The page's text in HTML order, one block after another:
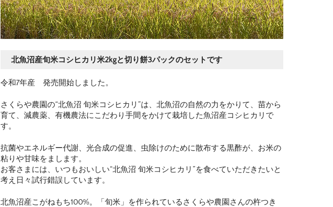
北魚沼産旬米コシヒカリ米2kgと切り餅3パックのセットです
令和7年産 発売開始しました。
さくらや農園の“北魚沼 旬米コシヒカリ”は、北魚沼の自然の力をかりて、苗から
育て、減農薬、有機農法にこだわり手間をかけて栽培した魚沼産コシヒカリで
す。
抗菌やエネルギー代謝、光合成の促進、虫除けのために散布する黒酢が、お米の
粘りや甘味をまします。
お客さまには、いつもおいしい“北魚沼 旬米コシヒカリ”を食べていただきたいと
考え日々試行錯誤しています。
北魚沼産こがねもち100%。「旬米」を作られているさくらや農園さんの杵つき